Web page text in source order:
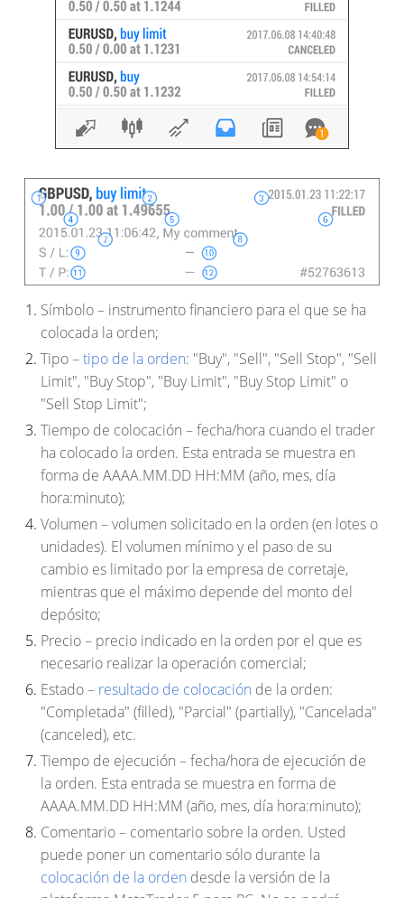
Símbolo– instrumento financiero para el que se ha
colocada la orden;
Tipo–tipo de la orden: "Buy", "Sell", "Sell Stop", "Sell
Limit", "Buy Stop", "Buy Limit", "Buy Stop Limit" o
"Sell Stop Limit";
Tiempo de colocación – fecha/hora cuando el trader
ha colocado la orden. Esta entrada se muestra en
forma de AAAA.MM.DD HH:MM (año, mes, día
hora:minuto);
Volumen – volumen solicitado en la orden (en lotes o
unidades). El volumen mínimo y el paso de su
cambio es limitado por la empresa de corretaje,
mientras que el máximo depende del monto del
depósito;
Precio– precio indicado en la orden por el que es
necesario realizar la operación comercial;
Estado– resultado de colocación de la orden:
"Completada" (filled), "Parcial" (partially), "Cancelada"
(canceled), etc.
Tiempo de ejecución – fecha/hora de ejecución de
la orden. Esta entrada se muestra en forma de
AAAA.MM.DD HH:MM (año, mes, día hora:minuto);
Comentario– comentario sobre la orden. Usted
puede poner un comentario sólo durante la
colocación de la orden desde la versión de la